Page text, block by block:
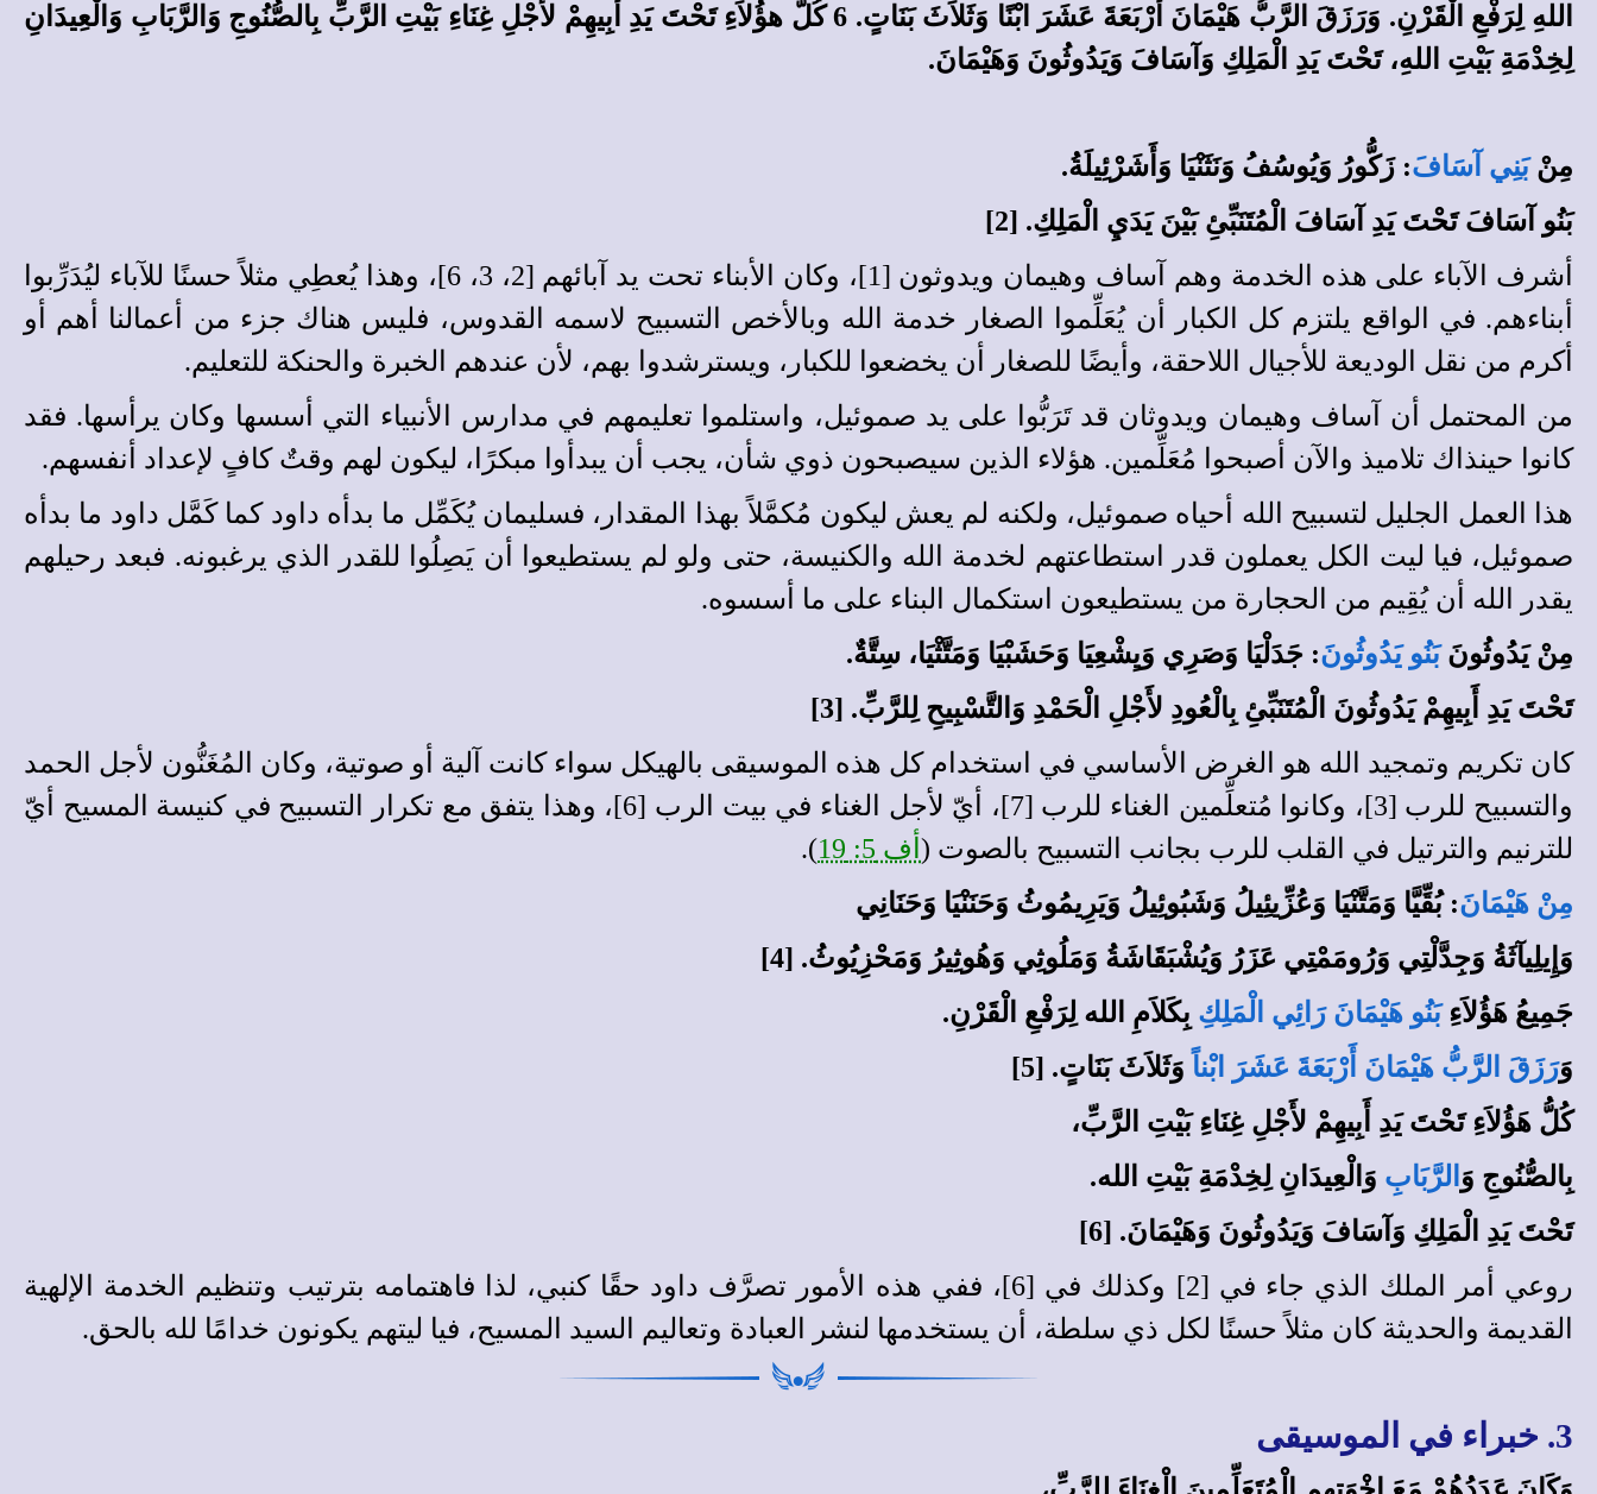
اللهِ لِرَفْعِ الْقَرْنِ. وَرَزَقَ الرَّبُّ هَيْمَانَ أَرْبَعَةَ عَشَرَ ابْنًا وَثَلاَثَ بَنَاتٍ. 6 كُلُّ هؤُلاَءِ تَحْتَ يَدِ أَبِيهِمْ لأَجْلِ غِنَاءِ بَيْتِ الرَّبِّ بِالصُّنُوجِ وَالرَّبَابِ وَالْعِيدَانِ
لِخِدْمَةِ بَيْتِ اللهِ، تَحْتَ يَدِ الْمَلِكِ وَآسَافَ وَيَدُوثُونَ وَهَيْمَانَ.
مِنْبَنِي آسَافَ: زَكُّورُ وَيُوسُفُ وَنَثَنْيَا وَأَشَرْئِيلَةُ.
بَنُو آسَافَ تَحْتَ يَدِ آسَافَ الْمُتَنَبِّئِ بَيْنَ يَدَيِ الْمَلِكِ. [2]
أشرف الآباء على هذه الخدمة وهم آساف وهيمان ويدوثون [1]، وكان الأبناء تحت يد آبائهم [2، 3، 6]، وهذا يُعطِي مثلاً حسنًا للآباء ليُدَرِّبوا
أبناءهم. في الواقع يلتزم كل الكبار أن يُعَلِّموا الصغار خدمة الله وبالأخص التسبيح لاسمه القدوس، فليس هناك جزء من أعمالنا أهم أو
أكرم من نقل الوديعة للأجيال اللاحقة، وأيضًا للصغار أن يخضعوا للكبار، ويسترشدوا بهم، لأن عندهم الخبرة والحنكة للتعليم.
من المحتمل أن آساف وهيمان ويدوثان قد تَرَبُّوا على يد صموئيل، واستلموا تعليمهم في مدارس الأنبياء التي أسسها وكان يرأسها. فقد
كانوا حينذاك تلاميذ والآن أصبحوا مُعَلِّمين. هؤلاء الذين سيصبحون ذوي شأن، يجب أن يبدأوا مبكرًا، ليكون لهم وقتٌ كافٍ لإعداد أنفسهم.
هذا العمل الجليل لتسبيح الله أحياه صموئيل، ولكنه لم يعش ليكون مُكمَّلاً بهذا المقدار، فسليمان يُكَمِّل ما بدأه داود كما كَمَّل داود ما بدأه
صموئيل، فيا ليت الكل يعملون قدر استطاعتهم لخدمة الله والكنيسة، حتى ولو لم يستطيعوا أن يَصِلُوا للقدر الذي يرغبونه. فبعد رحيلهم
يقدر الله أن يُقِيم من الحجارة من يستطيعون استكمال البناء على ما أسسوه.
مِنْ يَدُوثُونَبَنُو يَدُوثُونَ: جَدَلْيَا وَصَرِي وَيِشْعِيَا وَحَشَبْيَا وَمَتَّثْيَا، سِتَّةٌ.
تَحْتَ يَدِ أَبِيهِمْ يَدُوثُونَ الْمُتَنَبِّئِ بِالْعُودِ لأَجْلِ الْحَمْدِ وَالتَّسْبِيحِ لِلرَّبِّ. [3]
كان تكريم وتمجيد الله هو الغرض الأساسي في استخدام كل هذه الموسيقى بالهيكل سواء كانت آلية أو صوتية، وكان المُغَنُّون لأجل الحمد
والتسبيح للرب [3]، وكانوا مُتعلِّمين الغناء للرب [7]، أيّ لأجل الغناء في بيت الرب [6]، وهذا يتفق مع تكرار التسبيح في كنيسة المسيح أيّ
للترنيم والترتيل في القلب للرب بجانب التسبيح بالصوت ( أف 5: 19
).
مِنْ هَيْمَانَ: بُقِّيَّا وَمَتَّنْيَا وَعُزِّيئِيلُ وَشَبُوئِيلُ وَيَرِيمُوثُ وَحَنَنْيَا وَحَنَانِي
وَإِيلِيآثَةُ وَجِدَّلْتِي وَرُومَمْتِي عَزَرُ وَيُشْبَقَاشَةُ وَمَلُوثِي وَهُوثِيرُ وَمَحْزِيُوثُ. [4]
جَمِيعُ هَؤُلاَءِبَنُو هَيْمَانَ رَائِي الْمَلِكِ بِكَلاَمِ الله لِرَفْعِ الْقَرْنِ.
وَرَزَقَ الرَّبُّ هَيْمَانَ أَرْبَعَةَ عَشَرَ ابْناً وَثَلاَثَ بَنَاتٍ. [5]
كُلُّ هَؤُلاَءِ تَحْتَ يَدِ أَبِيهِمْ لأَجْلِ غِنَاءِ بَيْتِ الرَّبِّ،
بِالصُّنُوجِ وَ الرَّبَابِ وَالْعِيدَانِ لِخِدْمَةِ بَيْتِ الله.
تَحْتَ يَدِ الْمَلِكِ وَآسَافَ وَيَدُوثُونَ وَهَيْمَانَ. [6]
روعي أمر الملك الذي جاء في [2] وكذلك في [6]، ففي هذه الأمور تصرَّف داود حقًا كنبي، لذا فاهتمامه بترتيب وتنظيم الخدمة الإلهية
القديمة والحديثة كان مثلاً حسنًا لكل ذي سلطة، أن يستخدمها لنشر العبادة وتعاليم السيد المسيح، فيا ليتهم يكونون خدامًا لله بالحق.
3. خبراء في الموسيقى